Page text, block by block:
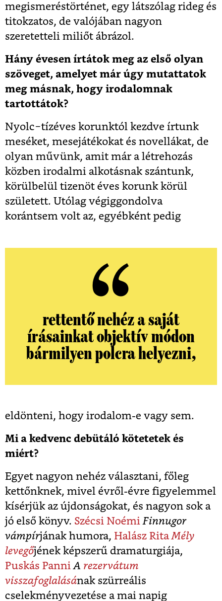
megismeréstörténet, egy látszólag rideg és
titokzatos, de valójában nagyon
szeretetteli miliőt ábrázol.
Hány évesen írtátok meg az első olyan
szöveget, amelyet már úgy mutattatok
meg másnak, hogy irodalomnak
tartottátok?
Nyolc−tízéves korunktól kezdve írtunk
meséket, mesejátékokat és novellákat, de
olyan művünk, amit már a létrehozás
közben irodalmi alkotásnak szántunk,
körülbelül tizenöt éves korunk körül
született. Utólag végiggondolva
korántsem volt az, egyébként pedig
rettentő nehéz a saját
írásainkat objektív módon
bármilyen polcra helyezni,
eldönteni, hogy irodalom-e vagy sem.
Mi a kedvenc debütáló kötetetek és
miért?
Egyet nagyon nehéz választani, főleg
kettőnknek, mivel évről-évre figyelemmel
kísérjük az újdonságokat, és nagyon sok a
jó első könyv. Szécsi Noémi Finnugor
vámpírjának humora, Halász RitaMély
levegőjének képszerű dramaturgiája,
Puskás Panni A rezervátum
visszafoglalásának szürreális
cselekményvezetése a mai napig